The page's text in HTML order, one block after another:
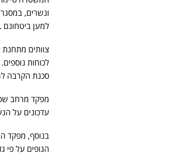
ונשרים,
למען ביטחונם .
צוותים מתחנת
לכוחות
סכנת הקרבה
מפקד מרחב
עדכונים על
בנוסף, מפקד
הגופים על פי